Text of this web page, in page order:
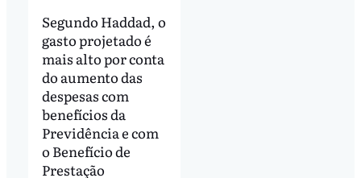
Segundo Haddad, o
gasto projetado é
mais alto por conta
do aumento das
despesas com
benefícios da
Previdência e com
o Benefício de
Prestação